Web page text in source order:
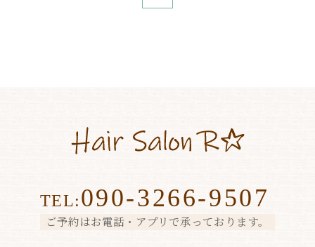
TEL:090-3266-9507
ご予約はお電話・アプリで承っております。